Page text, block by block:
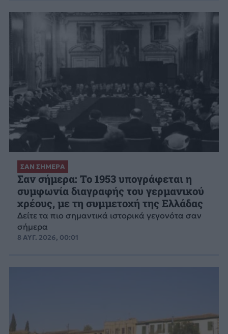
ΣΑΝ ΣΗΜΕΡΑ
Σαν σήμερα: Το 1953 υπογράφεται η
συμφωνία διαγραφής του γερμανικού
χρέους, με τη συμμετοχή της Ελλάδας
Δείτε τα πιο σημαντικά ιστορικά γεγονότα σαν
σήμερα
8 ΑΥΓ. 2026, 00:01